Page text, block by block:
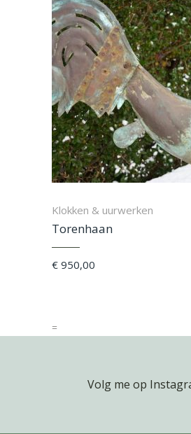
Klokken & uurwerken
Torenhaan
€ 950,00
=
Volg me op